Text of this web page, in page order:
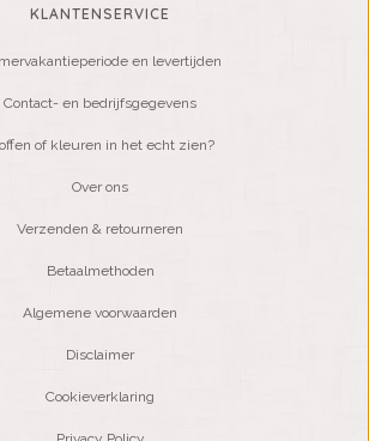
KLANTENSERVICE
en levertijden
Contact- en bedrijfsgegevens
of kleuren in het echt zien?
Over ons
Verzenden & retourneren
Betaalmethoden
Algemene voorwaarden
Disclaimer
Cookieverklaring